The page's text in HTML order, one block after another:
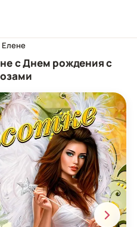
с Днем рождения с